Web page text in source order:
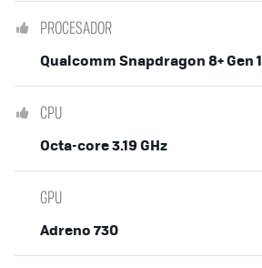
PROCESADOR
Qualcomm Snapdragon 8+ Gen 1
CPU
Octa-core 3.19 GHz
GPU
Adreno 730